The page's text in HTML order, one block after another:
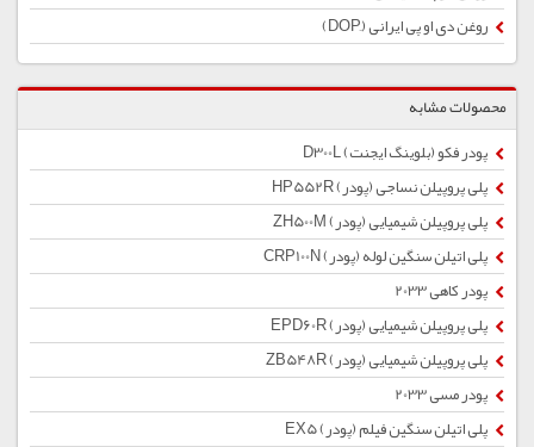
روغن دی او پی ایرانی (ِDOP)
محصولات مشابه
پودر فکو (بلوینگ ایجنت) D300L
پلی پروپیلن نساجی (پودر) HP552R
پلی پروپیلن شیمیایی (پودر) ZH500M
پلی اتیلن سنگین لوله (پودر) CRP100N
پودر کاهی 2033
پلی پروپیلن شیمیایی (پودر) EPD60R
پلی پروپیلن شیمیایی (پودر) ZB548R
پودر مسی 2033
پلی اتیلن سنگین فیلم (پودر) EX5